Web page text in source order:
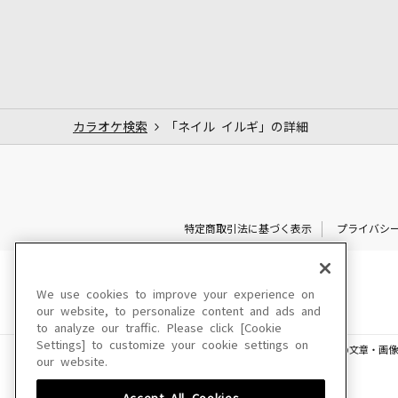
カラオケ検索 「ネイル イルギ」の詳細
特定商取引法に基づく表示 プライバシ
このサイトに掲載されている一切の文章・画
We use cookies to improve your experience on
our website, to personalize content and ads and
to analyze our traffic. Please click [Cookie
Settings] to customize your cookie settings on
our website.